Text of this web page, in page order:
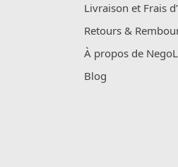
Livraison et Frais
Retours &
À propos de
Blog